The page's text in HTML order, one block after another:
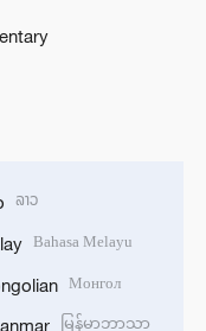
ລາວ
Bahasa Melayu
Монгол
မြန်မာဘာသာ